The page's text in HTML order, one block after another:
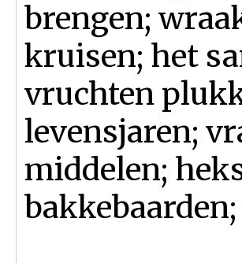
brengen;
kruisen; het
vruchten
levensjaren;
middelen;